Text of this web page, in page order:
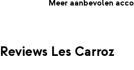
Meer aanbevolen
Reviews Les Carroz